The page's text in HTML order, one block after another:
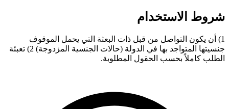
شروط الاستخدام
1) أن يكون التواصل من قبل ذات البعثة التي يحمل الموقوف
جنسيتها المتواجد بها في الدولة (حالات الجنسية المزدوجة) 2) تعبئة
الطلب كاملاً بحسب الحقول المطلوبة.